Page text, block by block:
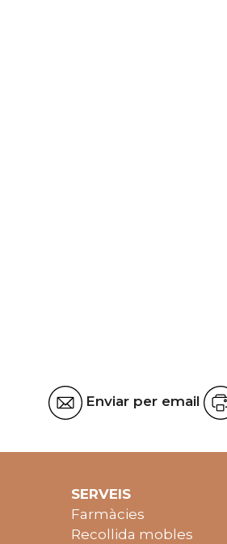
Enviar per email
SERVEIS
Farmàcies
Recollida mobles